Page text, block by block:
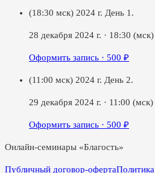
(18:30 мск) 2024 г. День 1.
28 декабря 2024 г. · 18:30 (мск)
Оформить запись · 500 ₽
(11:00 мск) 2024 г. День 2.
29 декабря 2024 г. · 11:00 (мск)
Оформить запись · 500 ₽
Онлайн-семинары «Благость»
Публичный договор-офертаПолитика